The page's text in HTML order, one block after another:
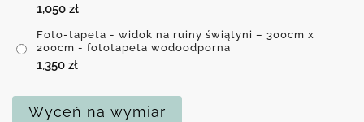
1,050 zł
Foto-tapeta - widok na ruiny świątyni – 300cm x
200cm - fototapeta wodoodporna
1,350 zł
Wyceń na wymiar